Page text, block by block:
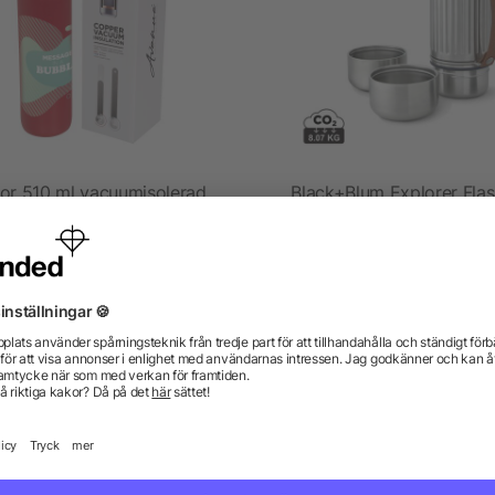
510 ml vacuumisolerad
Black+Blum Explorer
Vi har svaren.